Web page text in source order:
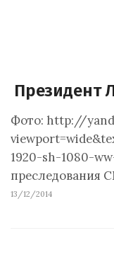
Президент
Фото: http://
1920-sh-1080-
преследования
13/12/2014